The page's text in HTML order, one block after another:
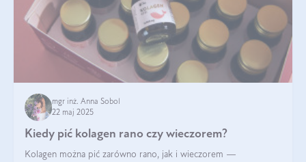
mgr inż. Anna Sobol
22 maj 2025
Kiedy pić kolagen rano czy wieczorem?
Kolagen można pić zarówno rano, jak i wieczorem —